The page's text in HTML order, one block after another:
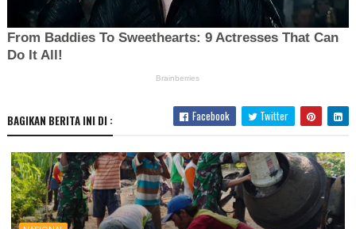
BAGIKAN BERITA INI DI : Facebook Twitter